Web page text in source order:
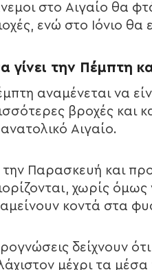
στο Αιγαίο θα
ενώ στο Ιόνιο
γίνει την Πέμπτη
αναμένεται να
βροχές και
Αιγαίο.
Παρασκευή και
χωρίς
κοντά στα
δείχνουν
μέχρι τα